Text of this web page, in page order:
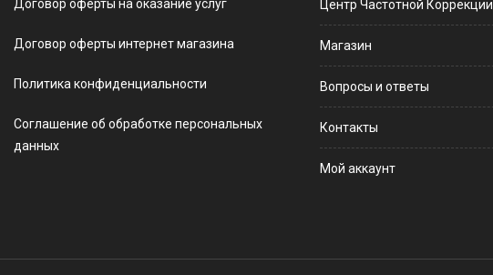
Договор оферты на оказание услуг
Договор оферты интернет магазина
Политика конфиденциальности
Соглашение об обработке персональных
данных
Центр Частотной Коррекции
Магазин
Вопросы и ответы
Контакты
Мой аккаунт